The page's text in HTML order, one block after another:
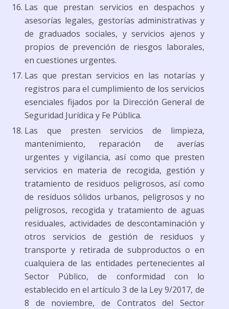
Las que prestan servicios en despachos y
asesorías legales, gestorías administrativas y
de graduados sociales, y servicios ajenos y
propios de prevención de riesgos laborales,
en cuestiones urgentes.
Las que prestan servicios en las notarías y
registros para el cumplimiento de los servicios
esenciales fijados por la Dirección General de
Seguridad Jurídica y Fe Pública.
Las que presten servicios de limpieza,
mantenimiento, reparación de averías
urgentes y vigilancia, así como que presten
servicios en materia de recogida, gestión y
tratamiento de residuos peligrosos, así como
de residuos sólidos urbanos, peligrosos y no
peligrosos, recogida y tratamiento de aguas
residuales, actividades de descontaminación y
otros servicios de gestión de residuos y
transporte y retirada de subproductos o en
cualquiera de las entidades pertenecientes al
Sector Público, de conformidad con lo
establecido en el artículo 3 de la Ley 9/2017, de
8 de noviembre, de Contratos del Sector